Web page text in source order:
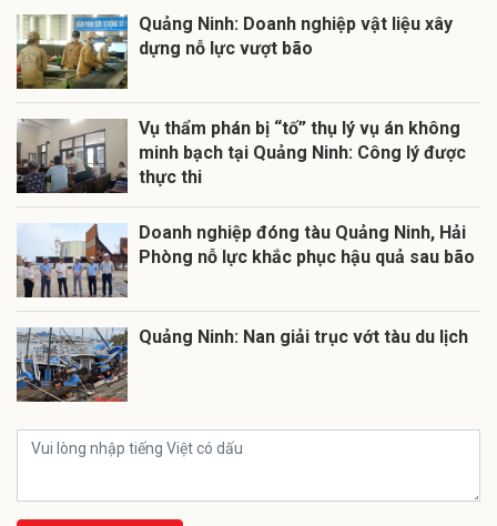
Quảng Ninh: Doanh nghiệp vật liệu xây
dựng nỗ lực vượt bão
Vụ thẩm phán bị “tố” thụ lý vụ án không
minh bạch tại Quảng Ninh: Công lý được
thực thi
Doanh nghiệp đóng tàu Quảng Ninh, Hải
Phòng nỗ lực khắc phục hậu quả sau bão
Quảng Ninh: Nan giải trục vớt tàu du lịch